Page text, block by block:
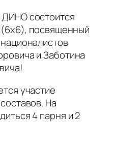
ДИНО состоится
посвященный
и Заботина
участие
На
4 парня и 2